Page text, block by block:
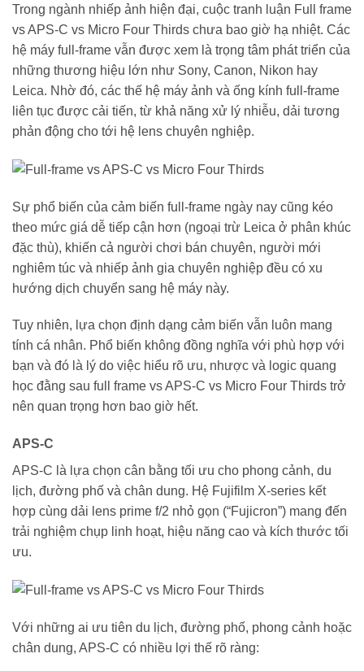
Trong ngành nhiếp ảnh hiện đại, cuộc tranh luận Full frame
vs APS-C vs Micro Four Thirds chưa bao giờ hạ nhiệt. Các
hệ máy full-frame vẫn được xem là trọng tâm phát triển của
những thương hiệu lớn như Sony, Canon, Nikon hay
Leica. Nhờ đó, các thế hệ máy ảnh và ống kính full-frame
liên tục được cải tiến, từ khả năng xử lý nhiễu, dải tương
phản động cho tới hệ lens chuyên nghiệp.
Sự phổ biến của cảm biến full-frame ngày nay cũng kéo
theo mức giá dễ tiếp cận hơn (ngoại trừ Leica ở phân khúc
đặc thù), khiến cả người chơi bán chuyên, người mới
nghiêm túc và nhiếp ảnh gia chuyên nghiệp đều có xu
hướng dịch chuyển sang hệ máy này.
Tuy nhiên, lựa chọn định dạng cảm biến vẫn luôn mang
tính cá nhân. Phổ biến không đồng nghĩa với phù hợp với
bạn và đó là lý do việc hiểu rõ ưu, nhược và logic quang
học đằng sau full frame vs APS-C vs Micro Four Thirds trở
nên quan trọng hơn bao giờ hết.
APS-C
APS-C là lựa chọn cân bằng tối ưu cho phong cảnh, du
lịch, đường phố và chân dung. Hệ Fujifilm X-series kết
hợp cùng dải lens prime f/2 nhỏ gọn (“Fujicron”) mang đến
trải nghiệm chụp linh hoạt, hiệu năng cao và kích thước tối
ưu.
Với những ai ưu tiên du lịch, đường phố, phong cảnh hoặc
chân dung, APS-C có nhiều lợi thế rõ ràng: